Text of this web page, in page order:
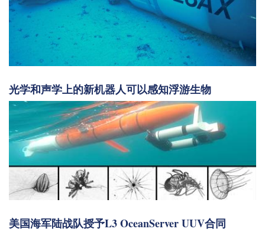
光学和声学上的新机器人可以感知浮游生物
美国海军陆战队授予L3 OceanServer UUV合同